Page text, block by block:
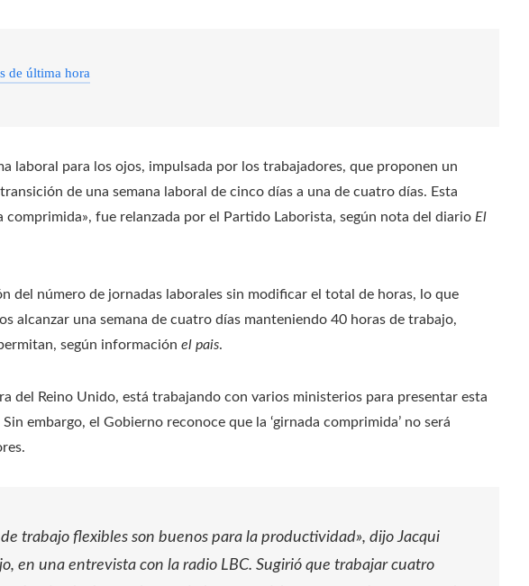
de última hora
laboral para los ojos, impulsada por los trabajadores, que proponen un
de una semana laboral de cinco días a una de cuatro días. Esta
fue relanzada por el Partido Laborista, según nota del diario El
del número de jornadas laborales sin modificar el total de horas, lo que
alcanzar una semana de cuatro días manteniendo 40 horas de trabajo,
según información el pais.
del Reino Unido, está trabajando con varios ministerios para presentar esta
embargo, el Gobierno reconoce que la ‘girnada comprimida’ no será
trabajo flexibles son buenos para la productividad», dijo Jacqui
en una entrevista con la radio LBC. Sugirió que trabajar cuatro